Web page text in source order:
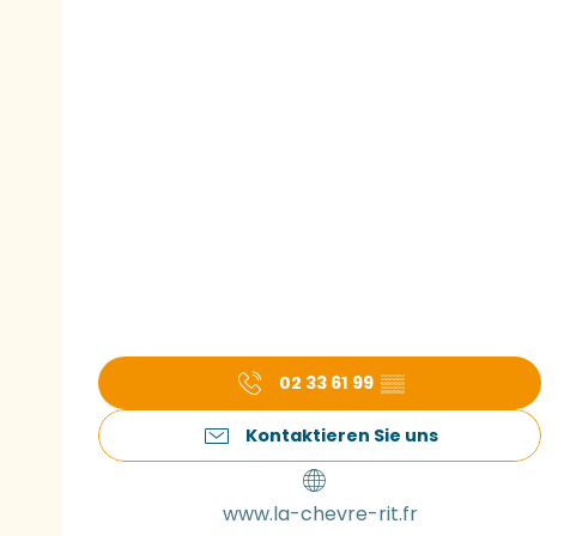
02 33 61 99 ▒▒
Kontaktieren Sie uns
www.la-chevre-rit.fr